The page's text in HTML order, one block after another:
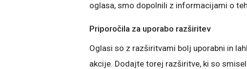
oglasa, smo dopolnili z informacijami o
Priporočila za uporabo razširitev
Oglasi so z razširitvami bolj uporabni in
akcije. Dodajte torej razširitve, ki so